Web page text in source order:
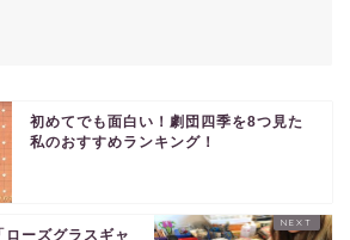
初めてでも面白い！劇団四季を8つ見た
私のおすすめランキング！
ーズグラスギャ